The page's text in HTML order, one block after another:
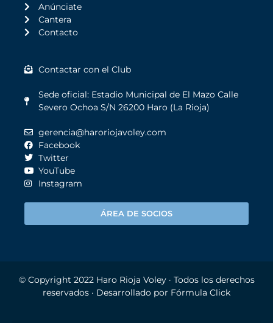
Anúnciate
Cantera
Contacto
Contactar con el Club
Sede oficial: Estadio Municipal de El Mazo Calle
Severo Ochoa S/N 26200 Haro (La Rioja)
gerencia@haroriojavoley.com
Facebook
Twitter
YouTube
Instagram
ÁREA DE SOCIOS
© Copyright 2022 Haro Rioja Voley· Todos los derechos
reservados · Desarrollado por Fórmula Click